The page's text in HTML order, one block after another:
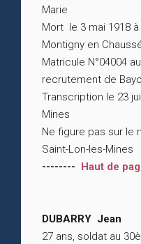
Marie
Mort le 3 mai 1918
Montigny en
Matricule N°04004
recrutement de
Transcription le 23
Mines
Ne figure pas sur le
Saint-Lon-les-Mines
-------- Haut de
DUBARRY Jean
27 ans, soldat au